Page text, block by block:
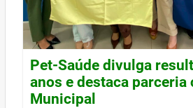
Pet-Saúde divulga
anos e destaca parceria
Municipal